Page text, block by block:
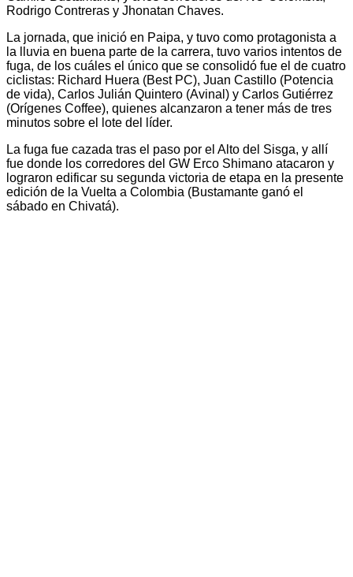
Rodrigo Contreras y Jhonatan Chaves.
La jornada, que inició en Paipa, y tuvo como protagonista a
la lluvia en buena parte de la carrera, tuvo varios intentos de
fuga, de los cuáles el único que se consolidó fue el de cuatro
ciclistas: Richard Huera (Best PC), Juan Castillo (Potencia
de vida), Carlos Julián Quintero (Avinal) y Carlos Gutiérrez
(Orígenes Coffee), quienes alcanzaron a tener más de tres
minutos sobre el lote del líder.
La fuga fue cazada tras el paso por el Alto del Sisga, y allí
fue donde los corredores del GW Erco Shimano atacaron y
lograron edificar su segunda victoria de etapa en la presente
edición de la Vuelta a Colombia (Bustamante ganó el
sábado en Chivatá).